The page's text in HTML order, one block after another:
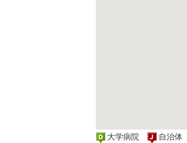
大学病院 自治体